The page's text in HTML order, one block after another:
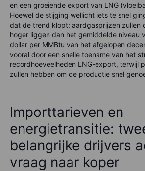
en een groeiende export van LNG
Hoewel de stijging wellicht iets te snel
dat de trend klopt: aardgasprijzen zullen
hoger liggen dan het gemiddelde niveau
dollar per MMBtu van het afgelopen
vooral door een snelle toename van het
recordhoeveelheden LNG-export, terwijl
zullen hebben om de productie snel
Importtarieven en
energietransitie:
belangrijke drijvers
vraag naar koper